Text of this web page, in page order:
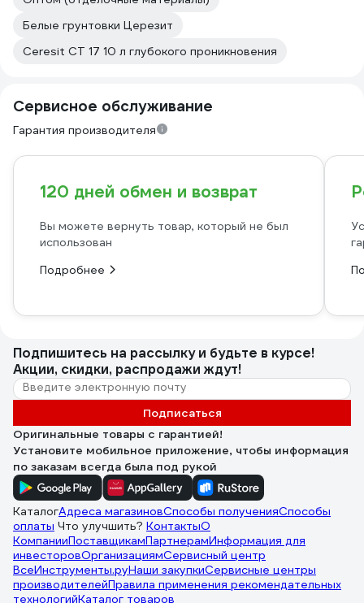
Белые грунтовки Церезит
Ceresit CT 17 10 л глубокого проникновения
Сервисное обслуживание
Гарантия производителя
120 дней обмен и возврат
Вы можете вернуть товар, который не был
использован
Подробнее
Подпишитесь на рассылкуи будьте в курсе!
Акции, скидки, распродажи ждут!
Подписаться
Оригинальные товары с гарантией!
Установите мобильное приложение, чтобы информация
по заказам всегда была под рукой
КаталогАдреса магазиновСпособы полученияСпособы
оплаты Что улучшить? КонтактыО
КомпанииПоставщикамПартнерамИнформация для
инвесторовОрганизациямСервисный центр
ВсеИнструменты.руНаши закупкиСервисные центры
производителейПравила применения рекомендательных
технологийКаталог товаров